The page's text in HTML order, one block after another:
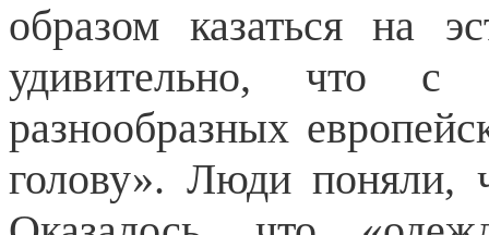
образом казаться на
удивительно, что с
разнообразных
голову». Люди поняли,